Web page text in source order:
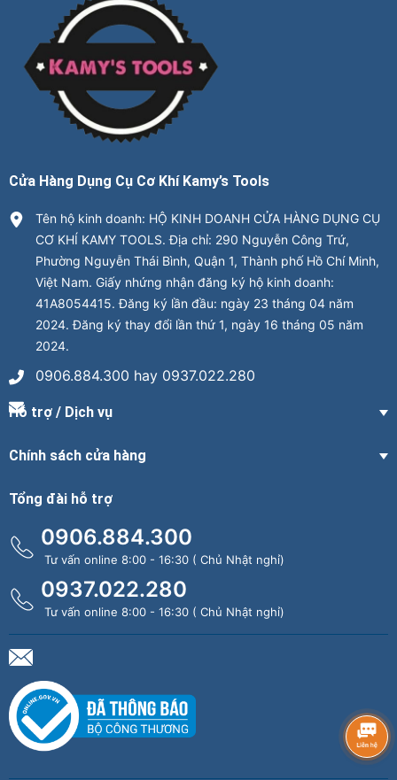
Cửa Hàng Dụng Cụ Cơ Khí Kamy’s Tools
Tên hộ kinh doanh: HỘ KINH DOANH CỬA HÀNG DỤNG CỤ
CƠ KHÍ KAMY TOOLS. Địa chỉ: 290 Nguyễn Công Trứ,
Phường Nguyễn Thái Bình, Quận 1, Thành phố Hồ Chí Minh,
Việt Nam. Giấy nhứng nhận đăng ký hộ kinh doanh:
41A8054415. Đăng ký lần đầu: ngày 23 tháng 04 năm
2024. Đăng ký thay đổi lần thứ 1, ngày 16 tháng 05 năm
2024.
0906.884.300 hay 0937.022.280
Hỗ trợ / Dịch vụ
Chính sách cửa hàng
Tổng đài hỗ trợ
0906.884.300
Tư vấn online 8:00 - 16:30 ( Chủ Nhật nghỉ)
0937.022.280
Tư vấn online 8:00 - 16:30 ( Chủ Nhật nghỉ)